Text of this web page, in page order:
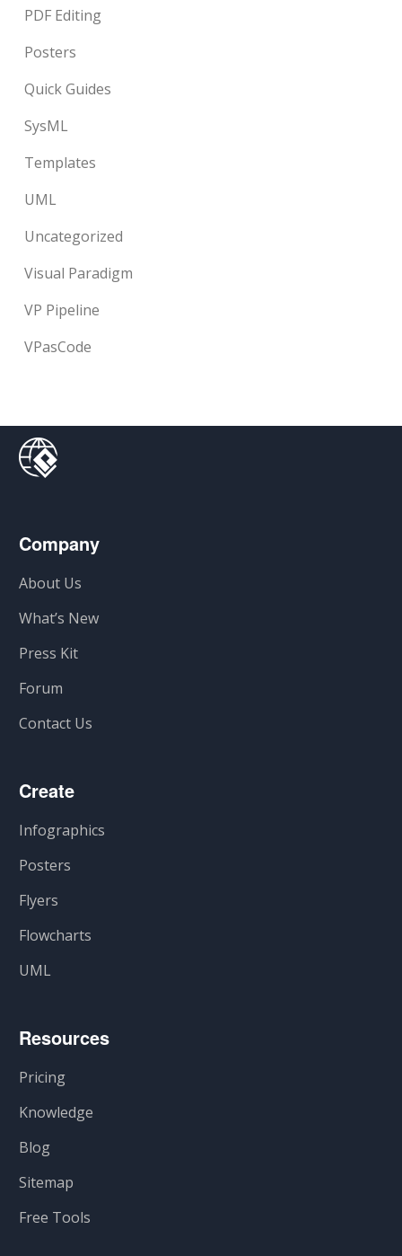
PDF Editing
Posters
Quick Guides
SysML
Templates
UML
Uncategorized
Visual Paradigm
VP Pipeline
VPasCode
Company
About Us
What’s New
Press Kit
Forum
Contact Us
Create
Infographics
Posters
Flyers
Flowcharts
UML
Resources
Pricing
Knowledge
Blog
Sitemap
Free Tools